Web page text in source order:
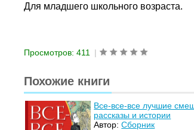
Для младшего школьного возраста.
Просмотров: 411 |
Похожие книги
Все-все-все лучшие
рассказы и истории
Автор:Сборник